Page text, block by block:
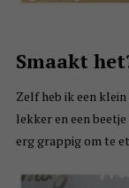
Smaakt
Zelf heb ik een
lekker en een
erg grappig om te